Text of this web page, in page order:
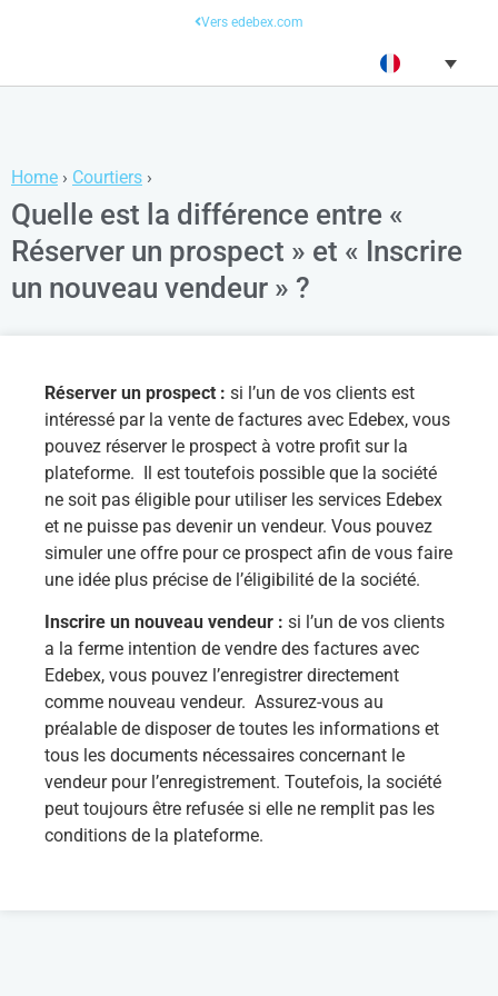
Vers edebex.com
Home › Courtiers ›
Quelle est la différence entre «
Réserver un prospect » et « Inscrire
un nouveau vendeur » ?
Réserver un prospect : si l’un de vos clients est
intéressé par la vente de factures avec Edebex, vous
pouvez réserver le prospect à votre profit sur la
plateforme. Il est toutefois possible que la société
ne soit pas éligible pour utiliser les services Edebex
et ne puisse pas devenir un vendeur. Vous pouvez
simuler une offre pour ce prospect afin de vous faire
une idée plus précise de l’éligibilité de la société.
Inscrire un nouveau vendeur : si l’un de vos clients
a la ferme intention de vendre des factures avec
Edebex, vous pouvez l’enregistrer directement
comme nouveau vendeur. Assurez-vous au
préalable de disposer de toutes les informations et
tous les documents nécessaires concernant le
vendeur pour l’enregistrement. Toutefois, la société
peut toujours être refusée si elle ne remplit pas les
conditions de la plateforme.